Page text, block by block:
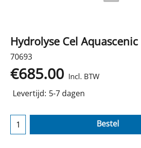
Hydrolyse Cel Aquascenic
70693
€685.00 Incl. BTW
Levertijd: 5-7 dagen
Bestel